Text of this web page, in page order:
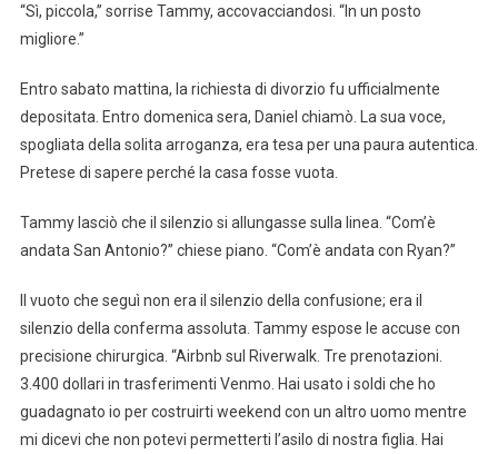
“Sì, piccola,” sorrise Tammy, accovacciandosi. “In un posto
migliore.”
Entro sabato mattina, la richiesta di divorzio fu ufficialmente
depositata. Entro domenica sera, Daniel chiamò. La sua voce,
spogliata della solita arroganza, era tesa per una paura autentica.
Pretese di sapere perché la casa fosse vuota.
Tammy lasciò che il silenzio si allungasse sulla linea. “Com’è
andata San Antonio?” chiese piano. “Com’è andata con Ryan?”
Il vuoto che seguì non era il silenzio della confusione; era il
silenzio della conferma assoluta. Tammy espose le accuse con
precisione chirurgica. “Airbnb sul Riverwalk. Tre prenotazioni.
3.400 dollari in trasferimenti Venmo. Hai usato i soldi che ho
guadagnato io per costruirti weekend con un altro uomo mentre
mi dicevi che non potevi permetterti l’asilo di nostra figlia. Hai